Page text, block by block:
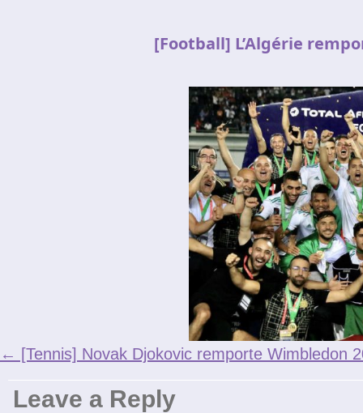
Tutos
Organisation
Contact
[Football] L’Algérie
← [Tennis] Novak Djokovic remporte Wimbledon
Leave a Reply